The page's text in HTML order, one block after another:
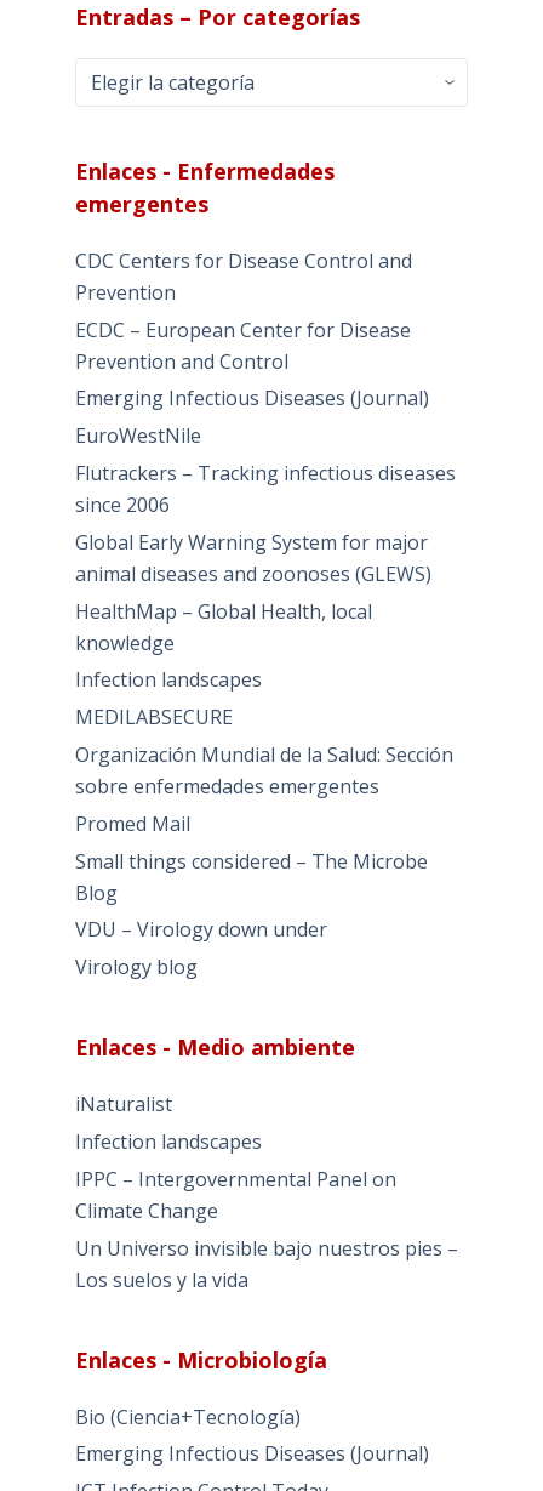
Entradas – Por categorías
Entradas
–
categorías
Enlaces - Enfermedades
emergentes
CDC Centers for Disease Control and
Prevention
ECDC – European Center for Disease
Prevention and Control
Emerging Infectious Diseases (Journal)
EuroWestNile
Flutrackers – Tracking infectious diseases
since 2006
Global Early Warning System for major
animal diseases and zoonoses (GLEWS)
HealthMap – Global Health, local
knowledge
Infection landscapes
MEDILABSECURE
Organización Mundial de la Salud: Sección
sobre enfermedades emergentes
Promed Mail
Small things considered – The Microbe
Blog
VDU – Virology down under
Virology blog
Enlaces - Medio ambiente
iNaturalist
Infection landscapes
IPPC – Intergovernmental Panel on
Climate Change
Un Universo invisible bajo nuestros pies –
Los suelos y la vida
Enlaces - Microbiología
Bio (Ciencia+Tecnología)
Emerging Infectious Diseases (Journal)